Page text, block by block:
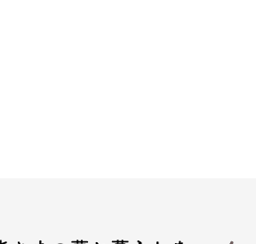
(１) 不動産の賃貸、売買、交換、及びそ
その他取り決め事項の履行に必要な